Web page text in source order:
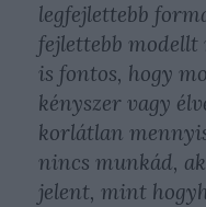
legfejlettebb
fejlettebb modellt
is fontos, hogy
kényszer vagy
korlátlan
nincs munkád,
jelent, mint